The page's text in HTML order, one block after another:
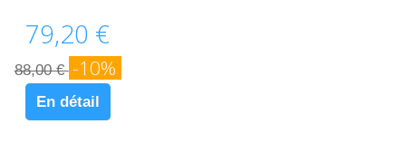
79,20 €
88,00 € -10%
En détail